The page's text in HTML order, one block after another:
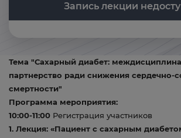
Запись лекции
Тема "Сахарный диабет:
партнерство ради снижения сердечно-
смертности"
Программа мероприятия:
10:00-11:00 Регистрация участников
1. Лекция: «Пациент с сахарным